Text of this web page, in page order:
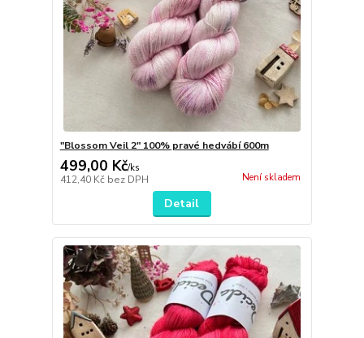
"Blossom Veil 2" 100% pravé hedvábí 600m
499,00 Kč/ks
412,40 Kč bez DPH Není skladem
Detail